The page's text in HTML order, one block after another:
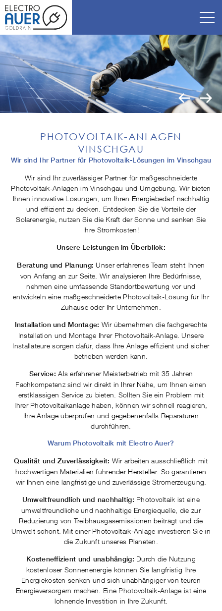
PHOTOVOLTAIK-ANLAGEN
VINSCHGAU
Wir sind Ihr Partner für Photovoltaik-Lösungen im Vinschgau
Wir sind Ihr zuverlässiger Partner für maßgeschneiderte
Photovoltaik-Anlagen im Vinschgau und Umgebung. Wir bieten
Ihnen innovative Lösungen, um Ihren Energiebedarf nachhaltig
und effizient zu decken. Entdecken Sie die Vorteile der
Solarenergie, nutzen Sie die Kraft der Sonne und senken Sie
Ihre Stromkosten!
Unsere Leistungen im Überblick:
Beratung und Planung: Unser erfahrenes Team steht Ihnen
von Anfang an zur Seite. Wir analysieren Ihre Bedürfnisse,
nehmen eine umfassende Standortbewertung vor und
entwickeln eine maßgeschneiderte Photovoltaik-Lösung für Ihr
Zuhause oder Ihr Unternehmen.
Installation und Montage: Wir übernehmen die fachgerechte
Installation und Montage Ihrer Photovoltaik-Anlage. Unsere
Installateure sorgen dafür, dass Ihre Anlage effizient und sicher
betrieben werden kann.
Service: Als erfahrener Meisterbetrieb mit 35 Jahren
Fachkompetenz sind wir direkt in Ihrer Nähe, um Ihnen einen
erstklassigen Service zu bieten. Sollten Sie ein Problem mit
Ihrer Photovoltaikanlage haben, können wir schnell reagieren,
Ihre Anlage überprüfen und gegebenenfalls Reparaturen
durchführen.
Warum Photovoltaik mit Electro Auer?
Qualität und Zuverlässigkeit: Wir arbeiten ausschließlich mit
hochwertigen Materialien führender Hersteller. So garantieren
wir Ihnen eine langfristige und zuverlässige Stromerzeugung.
Umweltfreundlich und nachhaltig: Photovoltaik ist eine
umweltfreundliche und nachhaltige Energiequelle, die zur
Reduzierung von Treibhausgasemissionen beiträgt und die
Umwelt schont. Mit einer Photovoltaik-Anlage investieren Sie in
die Zukunft unseres Planeten.
Kosteneffizient und unabhängig: Durch die Nutzung
kostenloser Sonnenenergie können Sie langfristig Ihre
Energiekosten senken und sich unabhängiger von teuren
Energieversorgern machen. Eine Photovoltaik-Anlage ist eine
lohnende Investition in Ihre Zukunft.